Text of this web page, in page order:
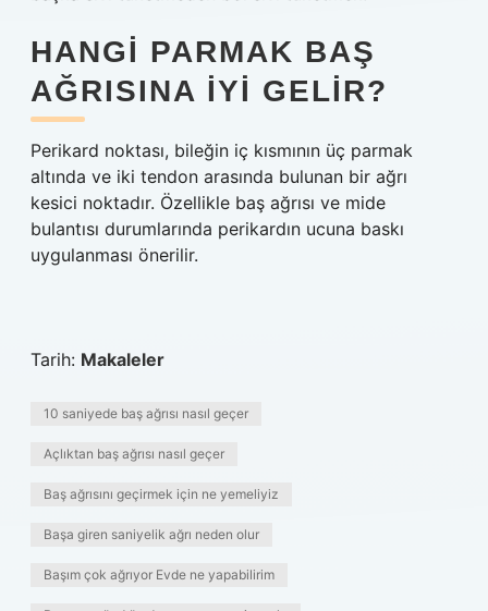
HANGI PARMAK BAŞ
AĞRISINA IYI GELIR?
Perikard noktası, bileğin iç kısmının üç parmak
altında ve iki tendon arasında bulunan bir ağrı
kesici noktadır. Özellikle baş ağrısı ve mide
bulantısı durumlarında perikardın ucuna baskı
uygulanması önerilir.
Tarih: Makaleler
10 saniyede baş ağrısı nasıl geçer
Açlıktan baş ağrısı nasıl geçer
Baş ağrısını geçirmek için ne yemeliyiz
Başa giren saniyelik ağrı neden olur
Başım çok ağrıyor Evde ne yapabilirim